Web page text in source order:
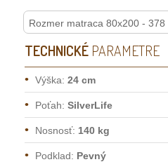
TECHNICKÉ PARAMETRE
Výška: 24 cm
Poťah: SilverLife
Nosnosť: 140 kg
Podklad: Pevný